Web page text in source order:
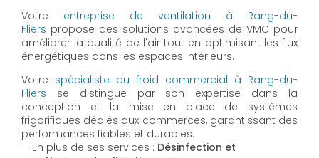
Votre entreprise de ventilation à Rang-du-
Fliers propose des solutions avancées de VMC pour
améliorer la qualité de l'air tout en optimisant les flux
énergétiques dans les espaces intérieurs.
Votre spécialiste du froid commercial à Rang-du-
Fliers se distingue par son expertise dans la
conception et la mise en place de systèmes
frigorifiques dédiés aux commerces, garantissant des
performances fiables et durables.
En plus de ses services : Désinfection et